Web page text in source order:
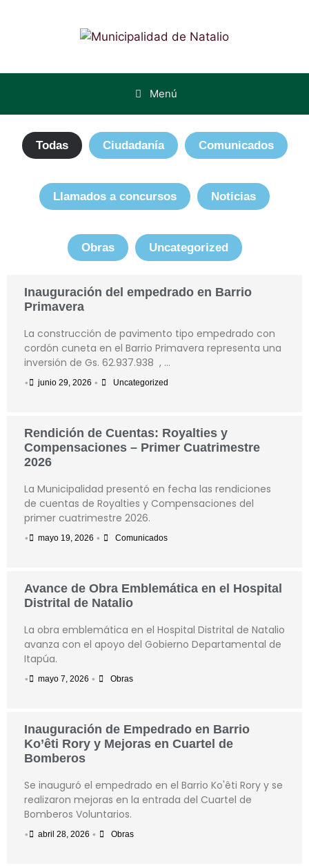
Menú
Todas Ciudadanía Comunicados
Llamados a concursos Noticias
Obras Uncategorized
Inauguración del empedrado en Barrio
Primavera
La construcción de pavimento tipo empedrado con
cordón cuneta en el Barrio Primavera representa una
inversión de Gs. 62.937.938 , …
• junio 29, 2026 • Uncategorized
Rendición de Cuentas: Royalties y
Compensaciones – Primer Cuatrimestre
2026
La Municipalidad presentó en fecha las rendiciones
de cuentas de Royalties y Compensaciones del
primer cuatrimestre 2026.
• mayo 19, 2026 • Comunicados
Avance de Obra Emblemática en el Hospital
Distrital de Natalio
La obra emblemática en el Hospital Distrital de Natalio
avanza con el apoyo del Gobierno Departamental de
Itapúa.
• mayo 7, 2026 • Obras
Inauguración de Empedrado en Barrio
Ko’êti Rory y Mejoras en Cuartel de
Bomberos
Se inauguró el empedrado en el Barrio Ko'êti Rory y se
realizaron mejoras en la entrada del Cuartel de
Bomberos Voluntarios.
• abril 28, 2026 • Obras